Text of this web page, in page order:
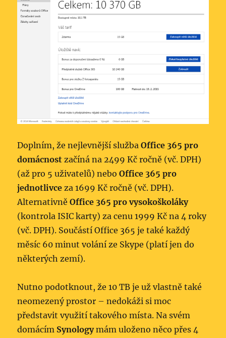
Doplním, že nejlevnější službaOffice 365 pro
domácnost začíná na 2499 Kč ročně (vč. DPH)
(až pro 5 uživatelů) neboOffice 365 pro
jednotlivce za 1699 Kč ročně (vč. DPH).
AlternativněOffice 365 pro vysokoškoláky
(kontrola ISIC karty) za cenu 1999 Kč na 4 roky
(vč. DPH). Součástí Office 365 je také každý
měsíc 60 minut volání ze Skype (platí jen do
některých zemí).
Nutno podotknout, že 10 TB je už vlastně také
neomezený prostor – nedokáži si moc
představit využití takového místa. Na svém
domácím Synologymám uloženo něco přes 4